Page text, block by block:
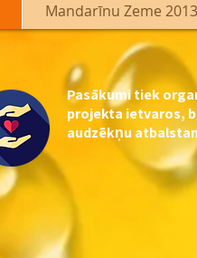
Mandarīnu Zeme
Pasākumi tiek
projekta ietvaros,
audzēkņu